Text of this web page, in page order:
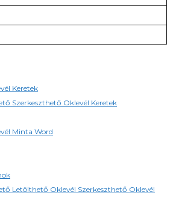
Keretek
Szerkeszthető Oklevél Keretek
Minta Word
Letölthető Oklevél Szerkeszthető Oklevél